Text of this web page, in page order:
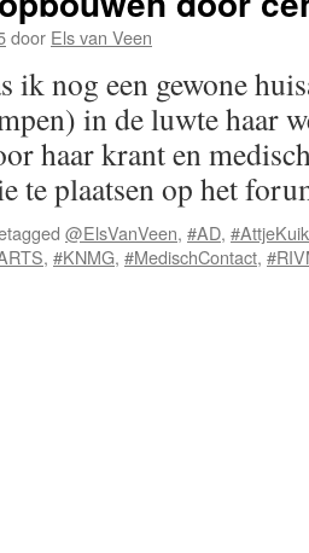
door Els van Veen
ik nog een gewone
in de luwte haar
haar krant en
te plaatsen op het
@ElsVanVeen, #AD,
, #KNMG, #MedischContact,